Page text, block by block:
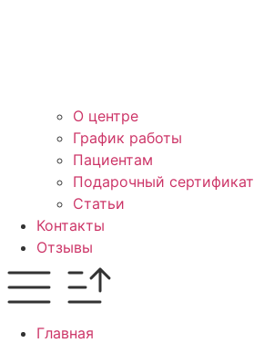
О центре
График работы
Пациентам
Подарочный сертификат
Статьи
Контакты
Отзывы
Главная